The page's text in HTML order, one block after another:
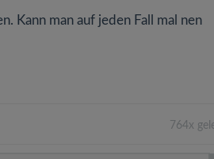
Kann man auf jeden Fall mal nen
764x